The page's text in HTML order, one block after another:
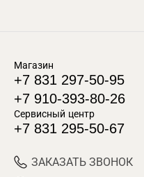
Магазин
+7 831 297-50-95
+7 910-393-80-26
Сервисный центр
+7 831 295-50-67
ЗАКАЗАТЬ ЗВОНОК